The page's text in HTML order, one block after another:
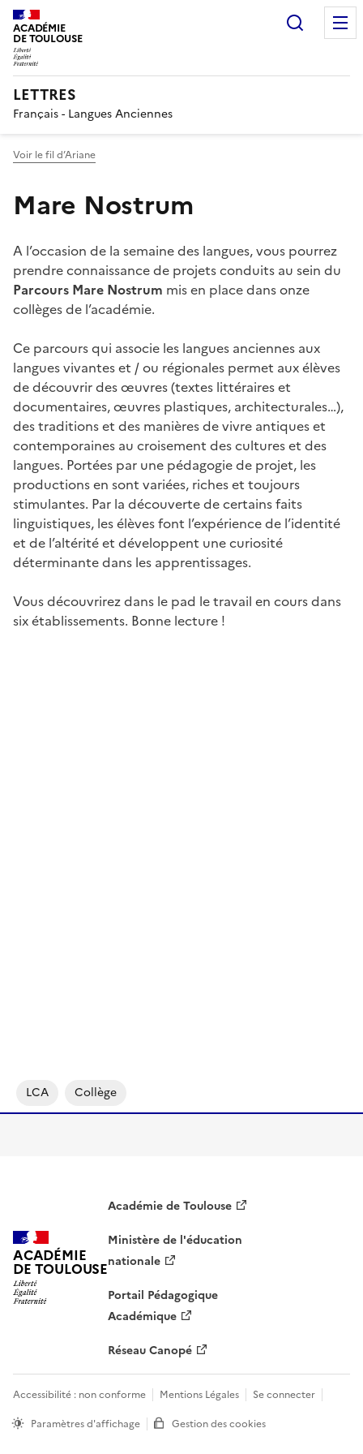
ACADÉMIE
DE TOULOUSE
LETTRES
Français - Langues Anciennes
Voir le fil d’Ariane
Mare Nostrum
A l’occasion de la semaine des langues, vous pourrez
prendre connaissance de projets conduits au sein du
Parcours Mare Nostrum mis en place dans onze
collèges de l’académie.
Ce parcours qui associe les langues anciennes aux
langues vivantes et / ou régionales permet aux élèves
de découvrir des œuvres (textes littéraires et
documentaires, œuvres plastiques, architecturales…),
des traditions et des manières de vivre antiques et
contemporaines au croisement des cultures et des
langues. Portées par une pédagogie de projet, les
productions en sont variées, riches et toujours
stimulantes. Par la découverte de certains faits
linguistiques, les élèves font l’expérience de l’identité
et de l’altérité et développent une curiosité
déterminante dans les apprentissages.
Vous découvrirez dans le pad le travail en cours dans
six établissements. Bonne lecture !
LCA Collège
ACADÉMIE
DE TOULOUSE
Académie de Toulouse
Ministère de l'éducation
nationale
Portail Pédagogique
Académique
Réseau Canopé
Accessibilité : non conforme Mentions Légales
Se connecter
Paramètres d'affichage
Gestion des cookies